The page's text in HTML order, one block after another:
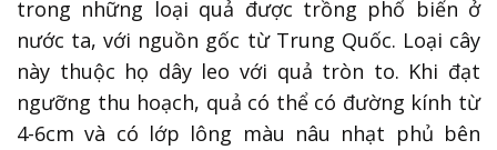
trong những loại quả được trồng phổ biến ở
nước ta, với nguồn gốc từ Trung Quốc. Loại cây
này thuộc họ dây leo với quả tròn to. Khi đạt
ngưỡng thu hoạch, quả có thể có đường kính từ
4-6cm và có lớp lông màu nâu nhạt phủ bên